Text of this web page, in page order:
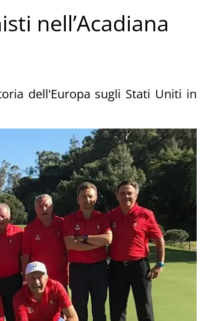
nell’Acadiana
dell'Europa sugli Stati Uniti in